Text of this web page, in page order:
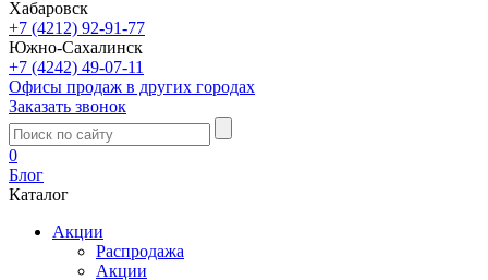
Хабаровск
+7 (4212) 92-91-77
Южно-Сахалинск
+7 (4242) 49-07-11
Офисы продаж в других городах
Заказать звонок
0
Блог
Каталог
Акции
Распродажа
Акции